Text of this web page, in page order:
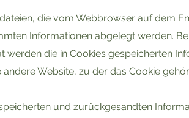
die vom Webbrowser auf dem
Informationen abgelegt werden.
werden die in Cookies gespeicherten
andere Website, zu der das Cookie
und zurückgesandten